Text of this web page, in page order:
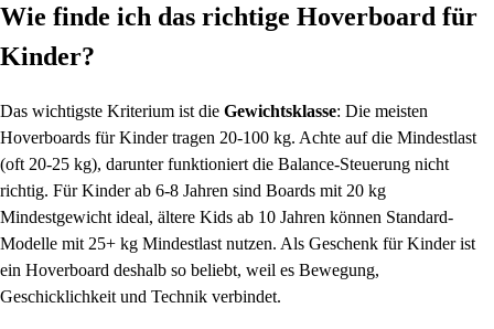
Wie finde ich das richtige Hoverboard für
Kinder?
Das wichtigste Kriterium ist die Gewichtsklasse: Die meisten
Hoverboards für Kinder tragen 20-100 kg. Achte auf die Mindestlast
(oft 20-25 kg), darunter funktioniert die Balance-Steuerung nicht
richtig. Für Kinder ab 6-8 Jahren sind Boards mit 20 kg
Mindestgewicht ideal, ältere Kids ab 10 Jahren können Standard-
Modelle mit 25+ kg Mindestlast nutzen. Als Geschenk für Kinder ist
ein Hoverboard deshalb so beliebt, weil es Bewegung,
Geschicklichkeit und Technik verbindet.